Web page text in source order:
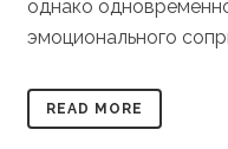
однако
эмоционального
READ MORE